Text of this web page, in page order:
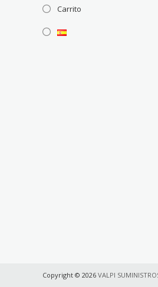
Carrito
Copyright © 2026 VALPI